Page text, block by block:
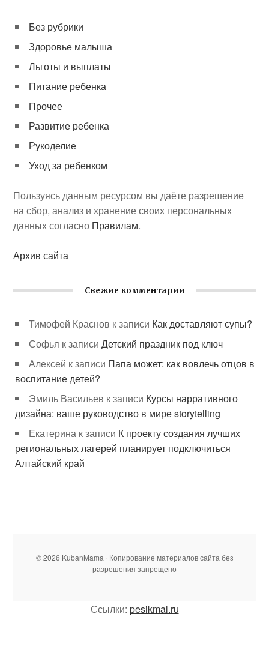
Без рубрики
Здоровье малыша
Льготы и выплаты
Питание ребенка
Прочее
Развитие ребенка
Рукоделие
Уход за ребенком
Пользуясь данным ресурсом вы даёте разрешение
на сбор, анализ и хранение своих персональных
данных согласно Правилам.
Архив сайта
Свежие комментарии
Тимофей Краснов к записи Как доставляют супы?
Софья к записиДетский праздник под ключ
Алексей к записи Папа может: как вовлечь отцов в
воспитание детей?
Эмиль Васильев к записи Курсы нарративного
дизайна: ваше руководство в мире storytelling
Екатерина к записи К проекту создания лучших
региональных лагерей планирует подключиться
Алтайский край
© 2026 KubanMama · Копирование материалов сайта без
разрешения запрещено
Ссылки: pesikmal.ru